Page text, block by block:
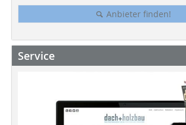
Anbieter finden!
Service